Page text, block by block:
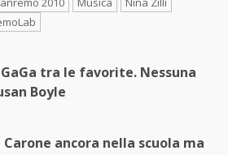
tra le favorite. Nessuna
Boyle
ancora nella scuola ma